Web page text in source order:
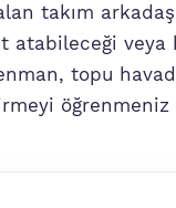
takım
atabileceği
topu